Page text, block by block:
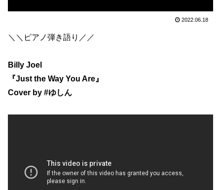
2022.06.18
＼＼ピアノ弾き語り／／
Billy Joel
『Just the Way You Are』
Cover by #ゆしん